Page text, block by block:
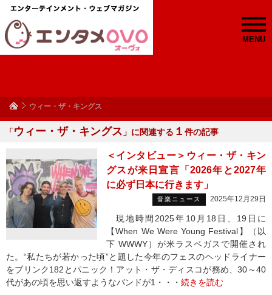
MENU
ウィー・ザ・キングス
「ウィー・ザ・キングス 」に関連する １ 件の記事
＜インタビュー＞ウィー・ザ・キン
グスが来日宣言「2026年と2027年
に必ず日本に行きます」
音楽ニュース 2025年12月29日
現地時間2025年10月18日、19日に
【When We Were Young Festival】（以
下 WWWY）が米ラスベガスで開催され
た。“私たちが若かった頃”と題した今年のフェスのヘッドライナー
をブリンク182とパニック！アット・ザ・ディスコが務め、30～40
代があの頃を思い返すようなバンドが1・・・ 続きを読む